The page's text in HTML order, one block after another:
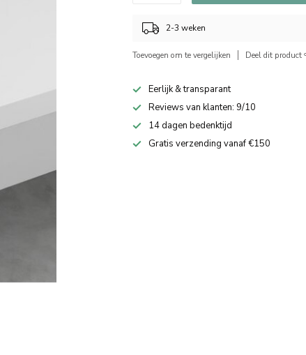
2-3 weken
Toevoegen om te vergelijken Deel dit product
Eerlijk & transparant
Reviews van klanten: 9/10
14 dagen bedenktijd
Gratis verzending vanaf €150